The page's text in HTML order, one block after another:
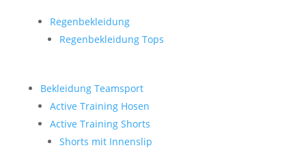
Regenbekleidung
Regenbekleidung Tops
Bekleidung Teamsport
Active Training Hosen
Active Training Shorts
Shorts mit Innenslip